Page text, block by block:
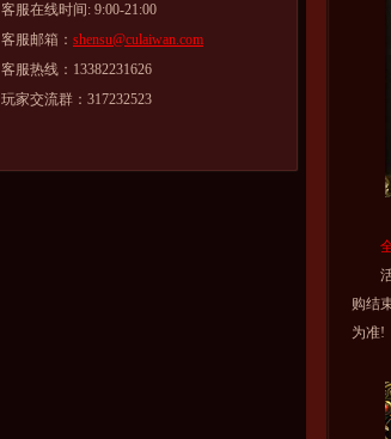
客服在线时间: 9:00-21:00
客服邮箱： shensu@culaiwan.com
客服热线：13382231626
玩家交流群：317232523
全
活
购结
为准!